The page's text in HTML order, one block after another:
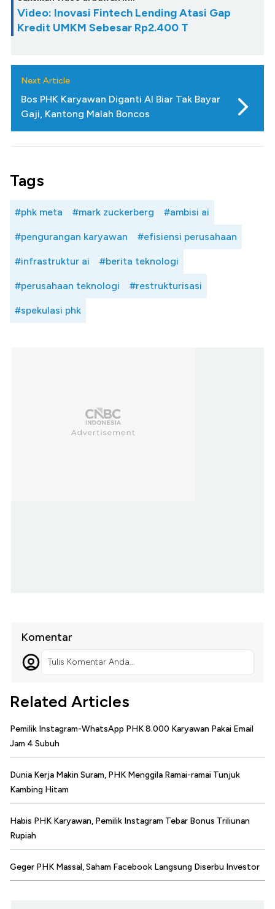
Video: Inovasi Fintech Lending Atasi Gap
Kredit UMKM Sebesar Rp2.400 T
Next Article
Bos PHK Karyawan Diganti AI Biar Tak Bayar
Gaji, Kantong Malah Boncos
Tags
#phk meta #mark zuckerberg #ambisi ai
#pengurangan karyawan #efisiensi perusahaan
#infrastruktur ai #berita teknologi
#perusahaan teknologi #restrukturisasi
#spekulasi phk
Komentar
Tulis Komentar Anda...
Related Articles
Pemilik Instagram-WhatsApp PHK 8.000 Karyawan Pakai Email
Jam 4 Subuh
Dunia Kerja Makin Suram, PHK Menggila Ramai-ramai Tunjuk
Kambing Hitam
Habis PHK Karyawan, Pemilik Instagram Tebar Bonus Triliunan
Rupiah
Geger PHK Massal, Saham Facebook Langsung Diserbu Investor